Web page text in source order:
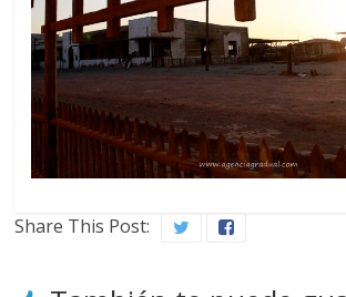
Share This Post: